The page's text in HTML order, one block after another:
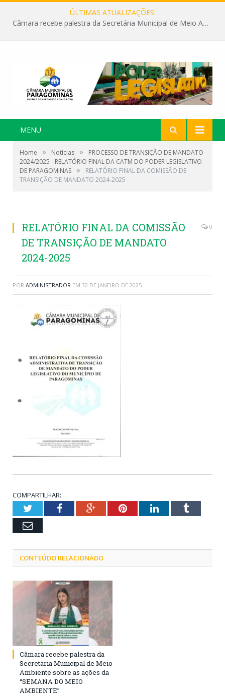
ÚLTIMAS ATUALIZAÇÕES:
Câmara recebe palestra da Secretária Municipal de Meio Ambiente sobre as ações da “SEMANA DO MEIO AMBIENTE”
MENU
Home » Notícias »
PROCESSO DE TRANSIÇÃO DE MANDATO
2024/2025 - RELATÓRIO FINAL DA CATM DO PODER LEGISLATIVO
DE PARAGOMINAS »
RELATÓRIO FINAL DA COMISSÃO DE
TRANSIÇÃO DE MANDATO 2024-2025
RELATÓRIO FINAL DA COMISSÃO
DE TRANSIÇÃO DE MANDATO
2024-2025
0
POR ADMINISTRADOR EM 30 DE JANEIRO DE 2025
COMPARTILHAR:
TwitterFacebookGoogle+PinterestLinkedInTumblr
Email
CONTEÚDO RELACIONADO
Câmara recebe palestra da
Secretária Municipal de Meio
Ambiente sobre as ações da
“SEMANA DO MEIO
AMBIENTE”